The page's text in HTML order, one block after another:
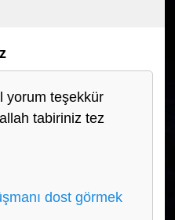
yorum teşekkür
tabiriniz tez
dost görmek